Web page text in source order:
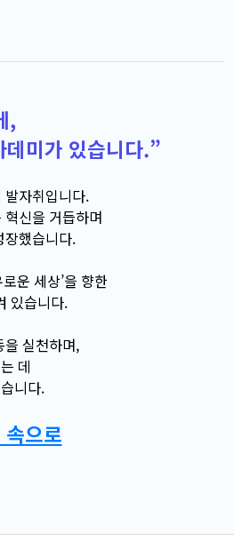
,
미가 있습니다.”
자취입니다.
신을 거듭하며
장했습니다.
운 세상’을 향한
있습니다.
을 실천하며,
데
니다.
으로